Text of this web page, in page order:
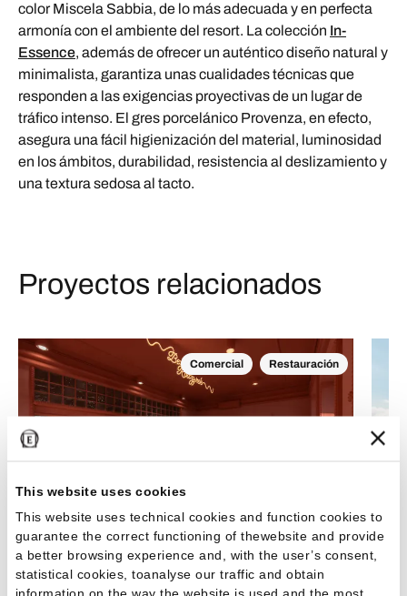
This website uses cookies
This website uses technical cookies and function cookies to
guarantee the correct functioning of thewebsite and provide
a better browsing experience and, with the user’s consent,
statistical cookies, toanalyse our traffic and obtain
information on the way the website is used and the most
color Miscela Sabbia, de lo más adecuada y en perfecta
armonía con el ambiente del resort. La colección In-
Essence, además de ofrecer un auténtico diseño natural y
minimalista, garantiza unas cualidades técnicas que
responden a las exigencias proyectivas de un lugar de
tráfico intenso. El gres porcelánico Provenza, en efecto,
asegura una fácil higienización del material, luminosidad
en los ámbitos, durabilidad, resistencia al deslizamiento y
una textura sedosa al tacto.
Proyectos relacionados
Comercial Restauración
Bez Rodzynek Cake Studio: el diseño encuentra el
dulzor